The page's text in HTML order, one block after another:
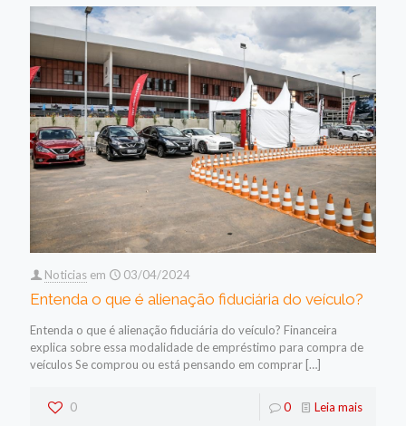
Noticias em 03/04/2024
Entenda o que é alienação fiduciária do veículo?
Entenda o que é alienação fiduciária do veículo? Financeira
explica sobre essa modalidade de empréstimo para compra de
veículos Se comprou ou está pensando em comprar […]
0 0 Leia mais